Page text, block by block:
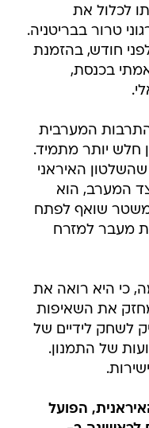
לכלול את
טרור בבריטניה.
חודש, בהזמנת
בכנסת,
המערבית
חלש יותר מתמיד.
האיראני
המערב, הוא
שואף לפתח
מעבר למזרח
כי היא רואה את
את השאיפות
לשחק לידיים של
של התמנון.
הפועל